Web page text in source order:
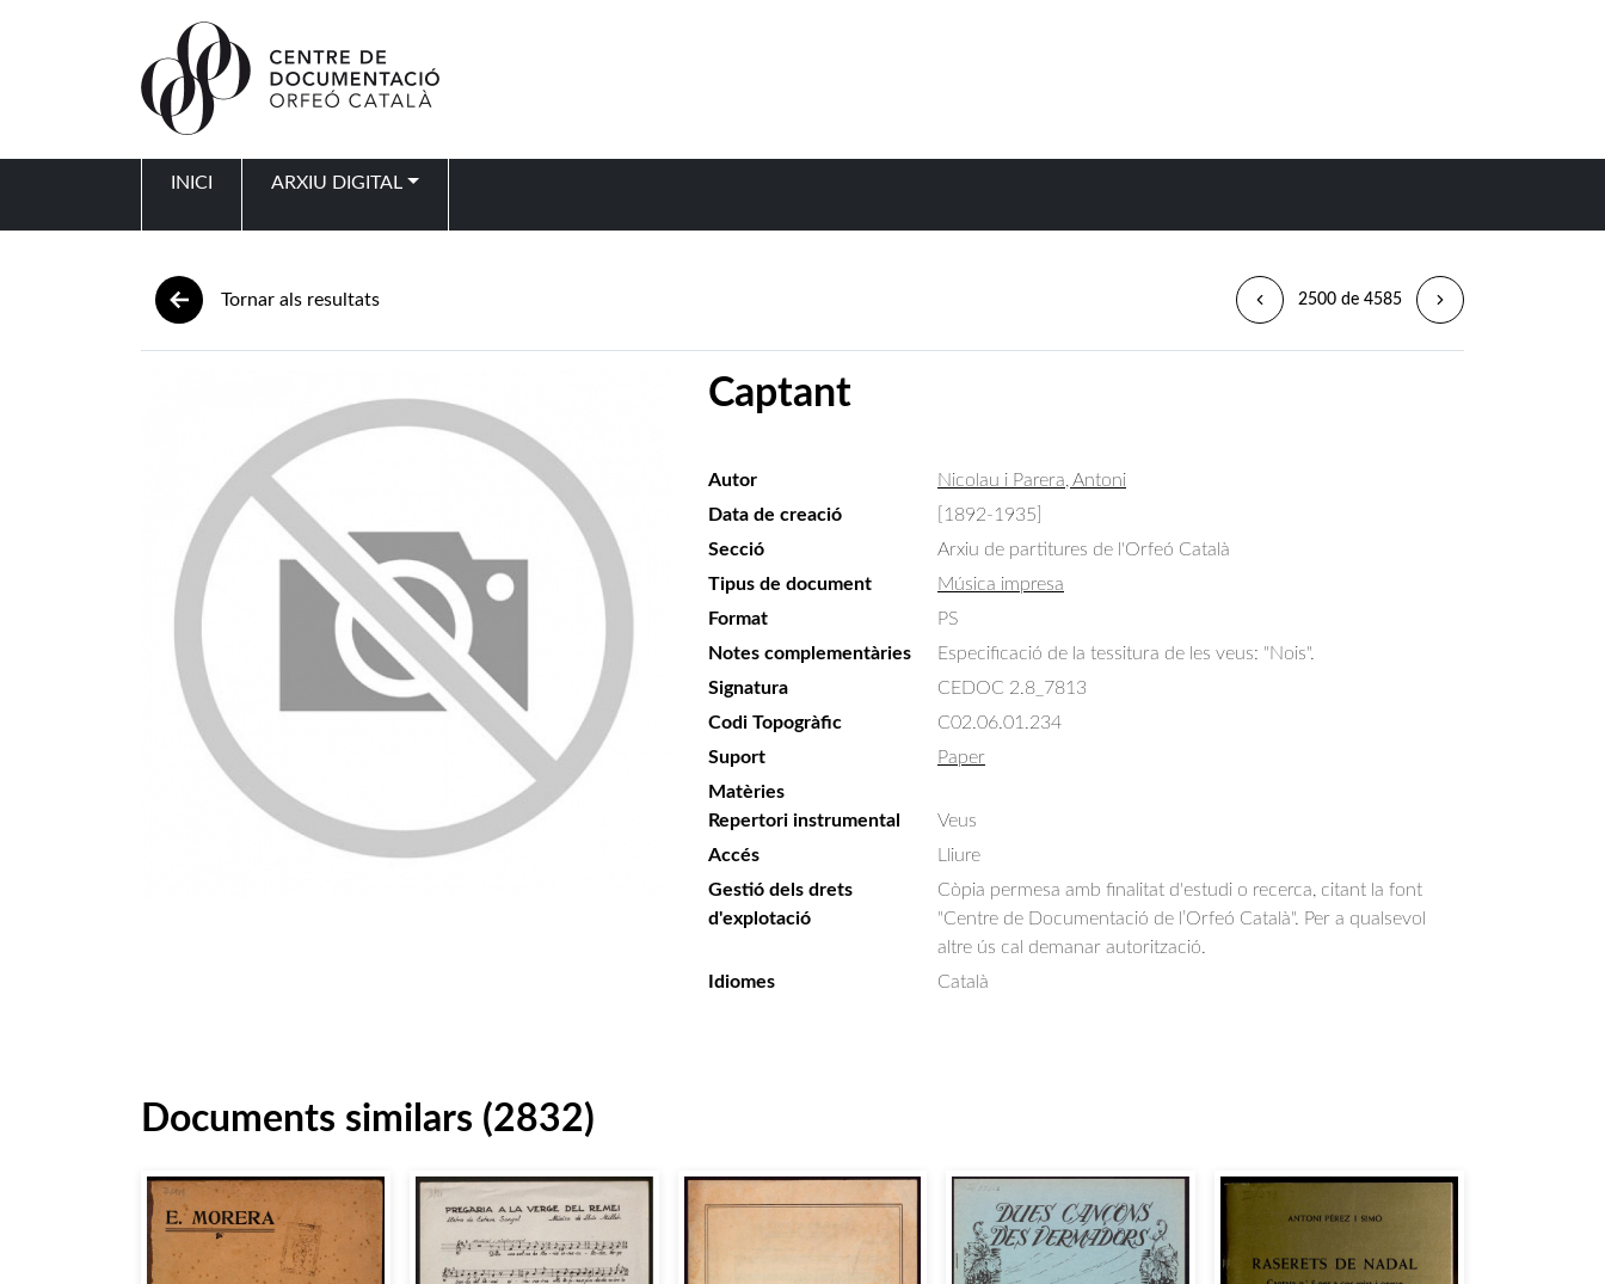
INICI ARXIU DIGITAL
Tornar als resultats 2500 de 4585
Captant
Autor
Nicolau i Parera, Antoni
Data de creació
[1892-1935]
Secció
Arxiu de partitures de l'Orfeó Català
Tipus de document
Música impresa
Format
PS
Notes complementàries
Especificació de la tessitura de les veus: "Nois".
Signatura
CEDOC 2.8_7813
Codi Topogràfic
C02.06.01.234
Suport
Paper
Matèries
Repertori instrumental
Veus
Accés
Lliure
Gestió dels drets
d'explotació
Còpia permesa amb finalitat d'estudi o recerca, citant la font
"Centre de Documentació de l’Orfeó Català". Per a qualsevol
altre ús cal demanar autorització.
Idiomes
Català
Documents similars (2832)